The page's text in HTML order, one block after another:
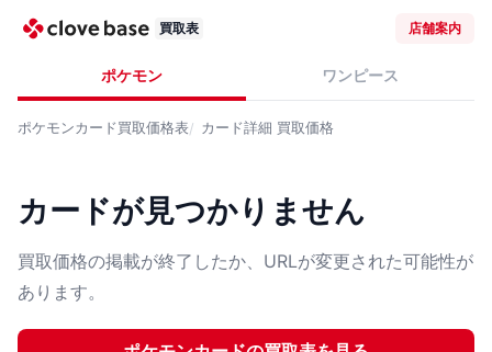
買取表 店舗案内
ポケモン ワンピース
ポケモンカード買取価格表 カード詳細 買取価格
カードが見つかりません
買取価格の掲載が終了したか、URLが変更された可能性が
あります。